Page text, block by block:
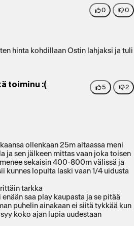
0 0
hinta kohdillaan Ostin lahjaksi ja tuli
toiminu :( 5 2
ollenkaan 25m altaassa meni
ja sen jälkeen mittas vaan joka toisen
sekaisin 400-800m välissä ja
kunnes lopulta laski vaan 1/4 uidusta
tarkka
saa play kaupasta ja se pitää
puhelin ainakaan ei siitä tykkää kun
koko ajan lupia uudestaan